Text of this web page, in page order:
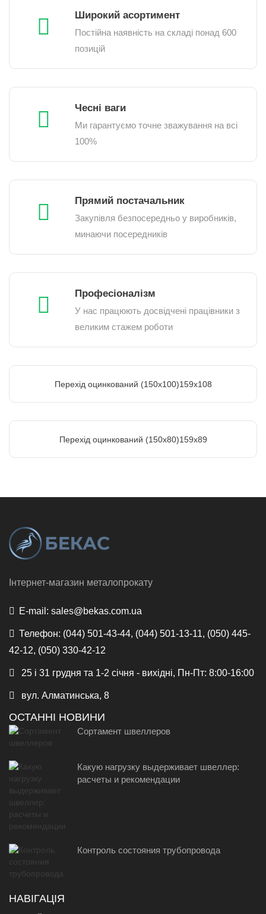
Широкий асортимент
Постійна наявність на складі понад 600
позицій
Чесні ваги
Ми гарантуємо точне зважування на всі
100%
Прямий постачальник
Закупівля безпосередньо у виробників,
минаючи посередників
Професіоналізм
У нас працюють досвідчені працівники з
великим стажем роботи
Перехід оцинкований (150х100)159х108
Перехід оцинкований (150х80)159х89
Інтернет-магазин металопрокату
E-mail: sales@bekas.com.ua
Телефон: (044) 501-43-44, (044) 501-13-11, (050) 445-
42-12, (050) 330-42-12
25 і 31 грудня та 1-2 січня - вихідні, Пн-Пт: 8:00-16:00
вул. Алматинська, 8
ОСТАННІ НОВИНИ
Сортамент швеллеров
Какую нагрузку выдерживает швеллер:
расчеты и рекомендации
Контроль состояния трубопровода
НАВІГАЦІЯ